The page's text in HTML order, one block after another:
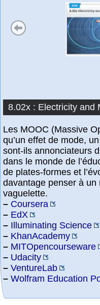
8.02x : Electricity and
Les MOOC (Massive
qu’un effet de mode,
sont-ils annonciateurs
dans le monde de
de plates-formes et
davantage penser à un
vaguelette.
– Coursera
– EdX
– Illuminating Science
– KhanAcademy
– MITOpencourseware
– Udacity
– VentureLab
– Wolfram Education